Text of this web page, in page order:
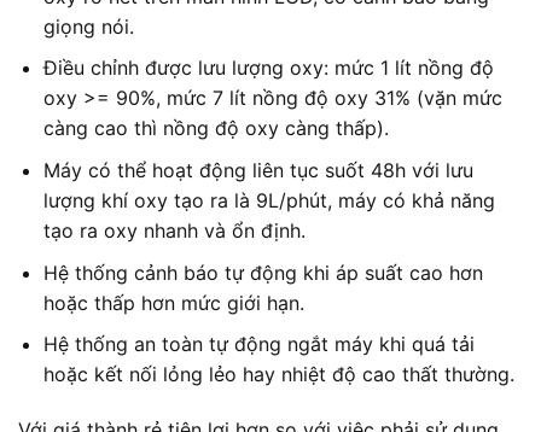
giọng nói.
Điều chỉnh được lưu lượng oxy: mức 1 lít nồng độ
oxy >= 90%, mức 7 lít nồng độ oxy 31% (vặn mức
càng cao thì nồng độ oxy càng thấp).
Máy có thể hoạt động liên tục suốt 48h với lưu
lượng khí oxy tạo ra là 9L/phút, máy có khả năng
tạo ra oxy nhanh và ổn định.
Hệ thống cảnh báo tự động khi áp suất cao hơn
hoặc thấp hơn mức giới hạn.
Hệ thống an toàn tự động ngắt máy khi quá tải
hoặc kết nối lỏng lẻo hay nhiệt độ cao thất thường.